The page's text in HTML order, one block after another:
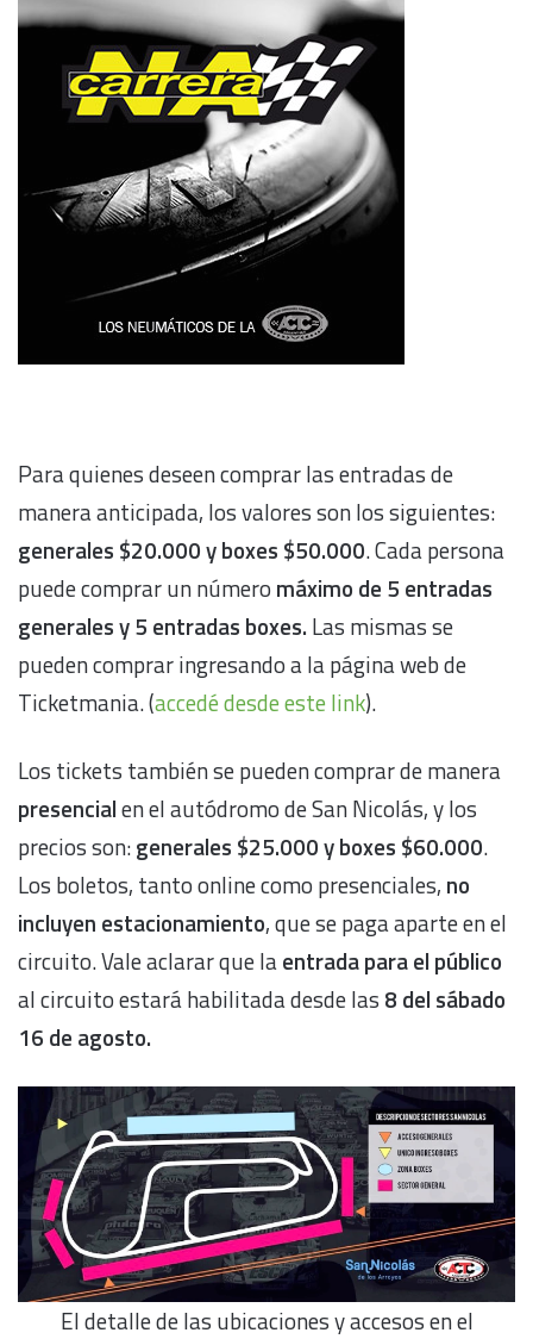
Para quienes deseen comprar las entradas de
manera anticipada, los valores son los siguientes:
generales $20.000 y boxes $50.000. Cada persona
puede comprar un número máximo de 5 entradas
generales y 5 entradas boxes. Las mismas se
pueden comprar ingresando a la página web de
Ticketmania. (accedé desde este link).
Los tickets también se pueden comprar de manera
presencialen el autódromo de San Nicolás, y los
precios son:generales $25.000 y boxes $60.000.
Los boletos, tanto online como presenciales, no
incluyen estacionamiento, que se paga aparte en el
circuito. Vale aclarar que laentrada para el público
al circuito estará habilitada desde las 8 del sábado
16 de agosto.
El detalle de las ubicaciones y accesos en el